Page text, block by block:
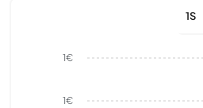
1S
1€
1€